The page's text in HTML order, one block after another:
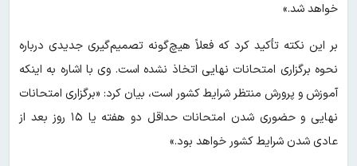
خواهد شد.»
بر این نکته تأکید کرد که فعلاً هیچ‌گونه تصمیم‌گیری جدیدی درباره
نحوه برگزاری امتحانات نهایی اتخاذ نشده است. وی با اشاره به اینکه
آموزش و پرورش منتظر شرایط کشور است، بیان کرد: «برگزاری امتحانات
نهایی و حضوری شدن امتحانات حداقل دو هفته یا ۱۵ روز بعد از
عادی شدن شرایط کشور خواهد بود.»